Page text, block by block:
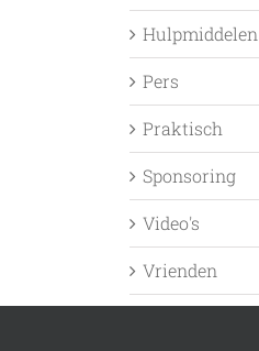
Hulpmiddelen
Pers
Praktisch
Sponsoring
Video's
Vrienden